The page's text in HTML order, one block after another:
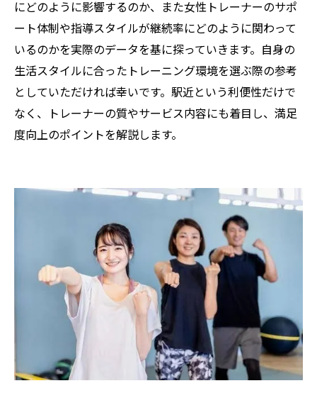
にどのように影響するのか、また女性トレーナーのサポ
ート体制や指導スタイルが継続率にどのように関わって
いるのかを実際のデータを基に探っていきます。自身の
生活スタイルに合ったトレーニング環境を選ぶ際の参考
としていただければ幸いです。駅近という利便性だけで
なく、トレーナーの質やサービス内容にも着目し、満足
度向上のポイントを解説します。